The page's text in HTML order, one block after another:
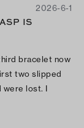
2026-6-1
IS
bracelet now
two slipped
were lost. I
a close eye